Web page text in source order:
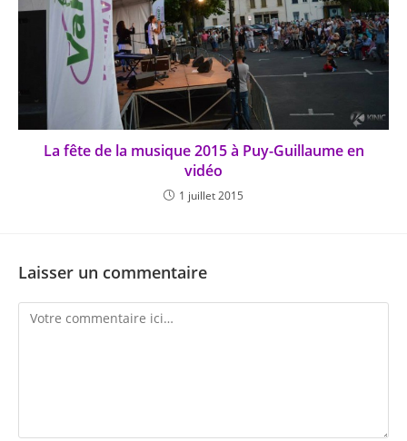
La fête de la musique 2015 à Puy-Guillaume en
vidéo
1 juillet 2015
Laisser un commentaire